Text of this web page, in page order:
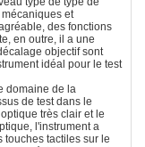
et
des fonctions
en outre, il a une
objectif sont
idéal pour le test
domaine de la
de test dans le
très clair et le
l'instrument a
touches tactiles sur le